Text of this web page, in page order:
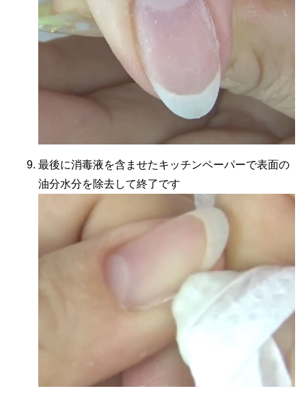
最後に消毒液を含ませたキッチンペーパーで表面の
油分水分を除去して終了です